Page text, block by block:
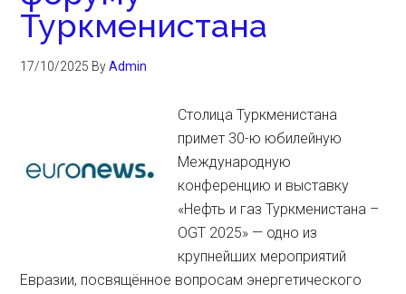
Туркменистана
17/10/2025 ByAdmin
Столица Туркменистана
примет 30-ю юбилейную
Международную
конференцию и выставку
«Нефть и газ Туркменистана –
OGT 2025» — одно из
крупнейших мероприятий
Евразии, посвящённое вопросам энергетического